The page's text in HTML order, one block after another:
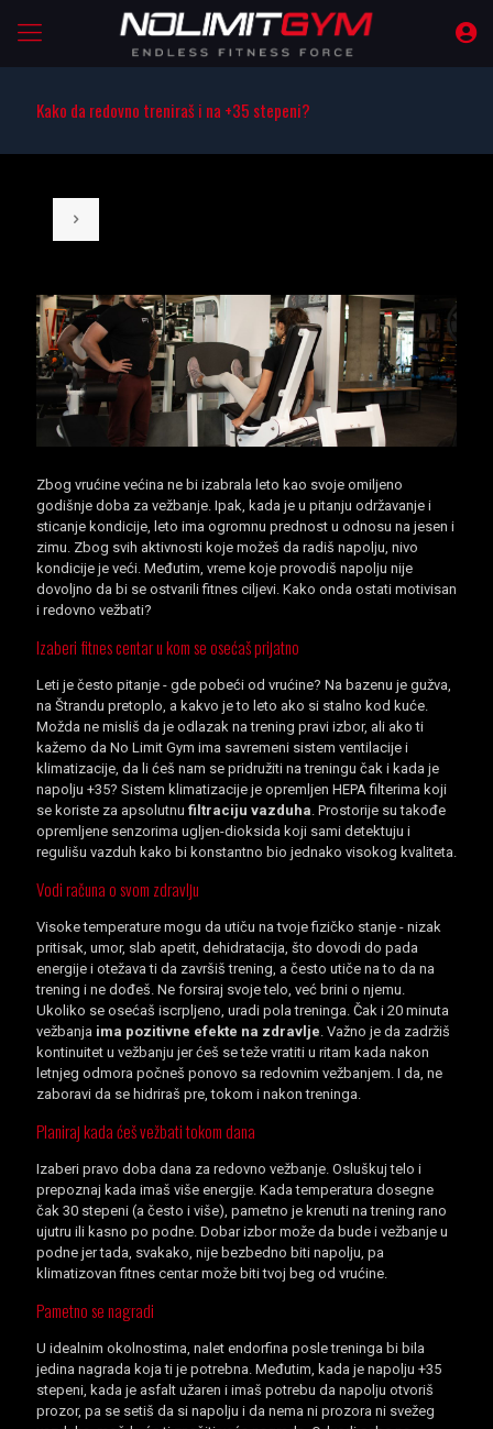
Kako da redovno treniraš i na +35 stepeni?
Zbog vrućine većina ne bi izabrala leto kao svoje omiljeno
godišnje doba za vežbanje. Ipak, kada je u pitanju održavanje i
sticanje kondicije, leto ima ogromnu prednost u odnosu na jesen i
zimu. Zbog svih aktivnosti koje možeš da radiš napolju, nivo
kondicije je veći. Međutim, vreme koje provodiš napolju nije
dovoljno da bi se ostvarili fitnes ciljevi. Kako onda ostati motivisan
i redovno vežbati?
Izaberi fitnes centar u kom se osećaš prijatno
Leti je često pitanje - gde pobeći od vrućine? Na bazenu je gužva,
na Štrandu pretoplo, a kakvo je to leto ako si stalno kod kuće.
Možda ne misliš da je odlazak na trening pravi izbor, ali ako ti
kažemo da No Limit Gym ima savremeni sistem ventilacije i
klimatizacije, da li ćeš nam se pridružiti na treningu čak i kada je
napolju +35? Sistem klimatizacije je opremljen HEPA filterima koji
se koriste za apsolutnu filtraciju vazduha . Prostorije su takođe
opremljene senzorima ugljen-dioksida koji sami detektuju i
regulišu vazduh kako bi konstantno bio jednako visokog kvaliteta.
Vodi računa o svom zdravlju
Visoke temperature mogu da utiču na tvoje fizičko stanje - nizak
pritisak, umor, slab apetit, dehidratacija, što dovodi do pada
energije i otežava ti da završiš trening, a često utiče na to da na
trening i ne dođeš. Ne forsiraj svoje telo, već brini o njemu.
Ukoliko se osećaš iscrpljeno, uradi pola treninga. Čak i 20 minuta
vežbanja ima pozitivne efekte na zdravlje . Važno je da zadržiš
kontinuitet u vežbanju jer ćeš se teže vratiti u ritam kada nakon
letnjeg odmora počneš ponovo sa redovnim vežbanjem. I da, ne
zaboravi da se hidriraš pre, tokom i nakon treninga.
Planiraj kada ćeš vežbati tokom dana
Izaberi pravo doba dana za redovno vežbanje. Osluškuj telo i
prepoznaj kada imaš više energije. Kada temperatura dosegne
čak 30 stepeni (a često i više), pametno je krenuti na trening rano
ujutru ili kasno po podne. Dobar izbor može da bude i vežbanje u
podne jer tada, svakako, nije bezbedno biti napolju, pa
klimatizovan fitnes centar može biti tvoj beg od vrućine.
Pametno se nagradi
U idealnim okolnostima, nalet endorfina posle treninga bi bila
jedina nagrada koja ti je potrebna. Međutim, kada je napolju +35
stepeni, kada je asfalt užaren i imaš potrebu da napolju otvoriš
prozor, pa se setiš da si napolju i da nema ni prozora ni svežeg